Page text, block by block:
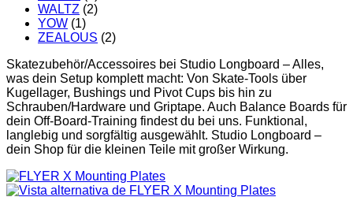
WALTZ (2)
YOW (1)
ZEALOUS (2)
Skatezubehör/Accessoires bei Studio Longboard – Alles,
was dein Setup komplett macht: Von Skate-Tools über
Kugellager, Bushings und Pivot Cups bis hin zu
Schrauben/Hardware und Griptape. Auch Balance Boards für
dein Off-Board-Training findest du bei uns. Funktional,
langlebig und sorgfältig ausgewählt. Studio Longboard –
dein Shop für die kleinen Teile mit großer Wirkung.